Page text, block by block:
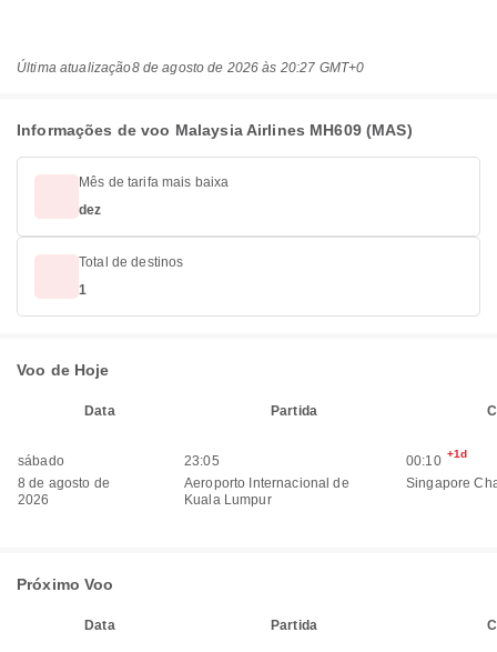
Última atualização8 de agosto de 2026 às 20:27 GMT+0
Informações de voo Malaysia Airlines MH609 (MAS)
Mês de tarifa mais baixa
dez
Total de destinos
1
Voo de Hoje
Data Partida
sábado
8 de agosto de
2026
23:05
Aeroporto Internacional de
Kuala Lumpur
00:10 +1d
Singapore
Próximo Voo
Data Partida